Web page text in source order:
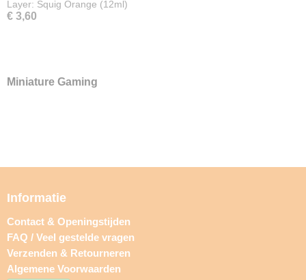
Layer: Squig Orange (12ml)
€ 3,60
Miniature Gaming
Informatie
Contact & Openingstijden
FAQ / Veel gestelde vragen
Verzenden & Retourneren
Algemene Voorwaarden